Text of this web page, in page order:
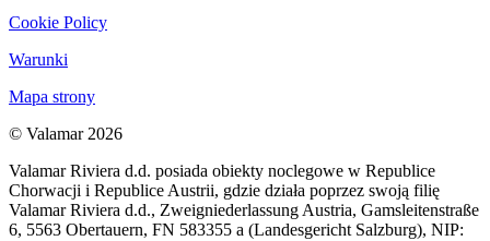
Cookie Policy
Warunki
Mapa strony
© Valamar 2026
Valamar Riviera d.d. posiada obiekty noclegowe w Republice
Chorwacji i Republice Austrii, gdzie działa poprzez swoją filię
Valamar Riviera d.d., Zweigniederlassung Austria, Gamsleitenstraße
6, 5563 Obertauern, FN 583355 a (Landesgericht Salzburg), NIP: